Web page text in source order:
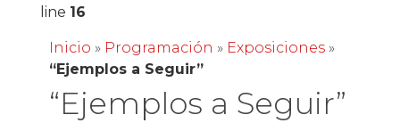
line 16
Inicio » Programación » Exposiciones»
“Ejemplos a Seguir”
“Ejemplos a Seguir”